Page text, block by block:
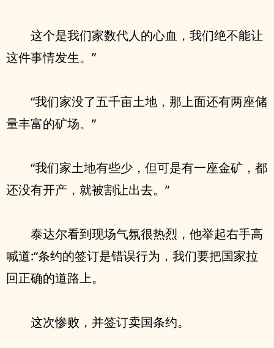
这个是我们家数代人的心血，我们绝不能让
这件事情发生。”
“我们家没了五千亩土地，那上面还有两座储
量丰富的矿场。”
“我们家土地有些少，但可是有一座金矿，都
还没有开产，就被割让出去。”
泰达尔看到现场气氛很热烈，他举起右手高
喊道:“条约的签订是错误行为，我们要把国家拉
回正确的道路上。
这次惨败，并签订卖国条约。